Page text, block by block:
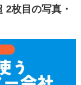
枚目の写真・